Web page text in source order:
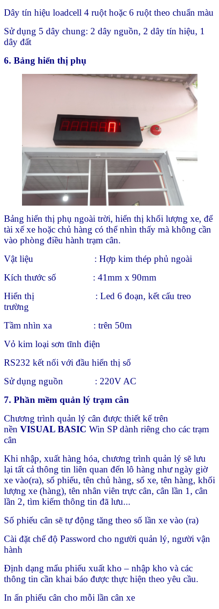
Dây tín hiệu loadcell 4 ruột hoặc 6 ruột theo chuẩn màu
Sử dụng 5 dây chung: 2 dây nguồn, 2 dây tín hiệu, 1
dây đất
6. Bảng hiển thị phụ
Bảng hiển thị phụ ngoài trời, hiển thị khối lượng xe, để
tài xế xe hoặc chủ hàng có thể nhìn thấy mà không cần
vào phòng điều hành trạm cân.
Vật liệu : Hợp kim thép phủ ngoài
Kích thước số : 41mm x 90mm
Hiển thị : Led 6 đoạn, kết cấu treo
trường
Tầm nhìn xa : trên 50m
Vỏ kim loại sơn tĩnh điện
RS232 kết nối với đầu hiển thị số
Sử dụng nguồn : 220V AC
7. Phần mềm quản lý trạm cân
Chương trình quản lý cân được thiết kế trên
nền VISUAL BASIC Win SP dành riêng cho các trạm
cân
Khi nhập, xuất hàng hóa, chương trình quản lý sẽ lưu
lại tất cả thông tin liên quan đến lô hàng như ngày giờ
xe vào(ra), số phiếu, tên chủ hàng, số xe, tên hàng, khối
lượng xe (hàng), tên nhân viên trực cân, cân lần 1, cân
lần 2, tìm kiếm thông tin đã lưu...
Số phiếu cân sẽ tự động tăng theo số lần xe vào (ra)
Cài đặt chế độ Password cho người quản lý, người vận
hành
Định dạng mẩu phiếu xuất kho – nhập kho và các
thông tin cần khai báo được thực hiện theo yêu cầu.
In ấn phiếu cân cho mỗi lần cân xe